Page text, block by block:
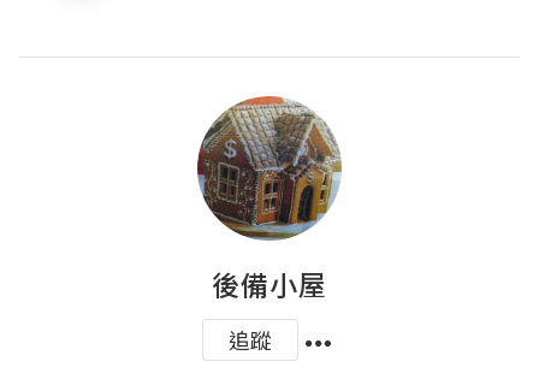
後備小屋
追蹤